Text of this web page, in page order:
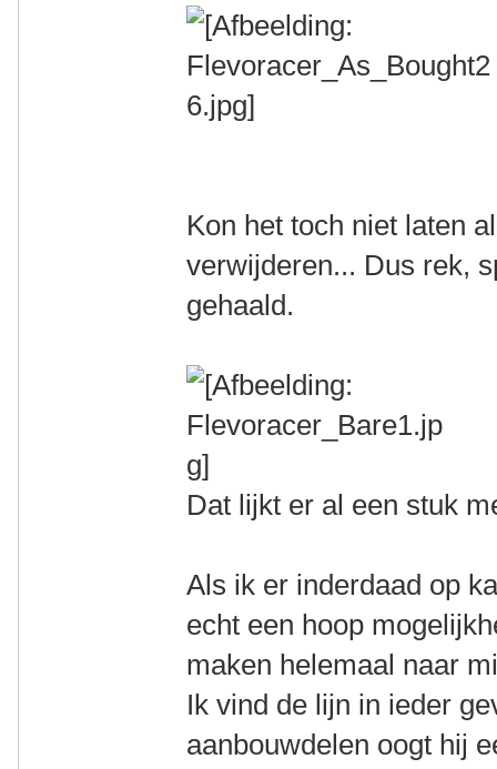
Kon het toch niet laten
verwijderen... Dus rek,
gehaald.
Dat lijkt er al een stuk
Als ik er inderdaad op
echt een hoop
maken helemaal naar
Ik vind de lijn in ieder
aanbouwdelen oogt hij